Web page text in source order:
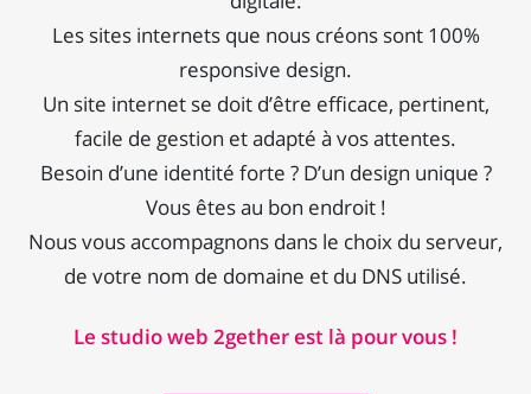
Les sites internets que nous créons sont 100%
responsive design.
Un site internet se doit d’être efficace, pertinent,
facile de gestion et adapté à vos attentes.
Besoin d’une identité forte ? D’un design unique ?
Vous êtes au bon endroit !
Nous vous accompagnons dans le choix du serveur,
de votre nom de domaine et du DNS utilisé.
Le studio web 2gether est là pour vous !